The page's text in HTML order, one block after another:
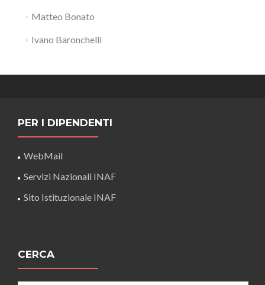
Matteo Bonato
Ivano Baronchelli
PER I DIPENDENTI
WebMail
Servizi Nazionali INAF
Sito Istituzionale INAF
CERCA